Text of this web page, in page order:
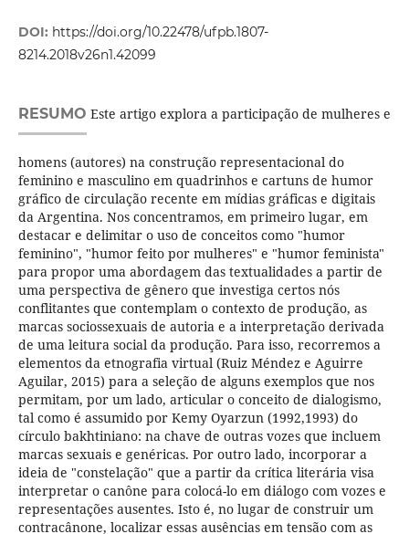
DOI: https://doi.org/10.22478/ufpb.1807-
8214.2018v26n1.42099
RESUMO Este artigo explora a participação de mulheres e
homens (autores) na construção representacional do
feminino e masculino em quadrinhos e cartuns de humor
gráfico de circulação recente em mídias gráficas e digitais
da Argentina. Nos concentramos, em primeiro lugar, em
destacar e delimitar o uso de conceitos como "humor
feminino", "humor feito por mulheres" e "humor feminista"
para propor uma abordagem das textualidades a partir de
uma perspectiva de gênero que investiga certos nós
conflitantes que contemplam o contexto de produção, as
marcas sociossexuais de autoria e a interpretação derivada
de uma leitura social da produção. Para isso, recorremos a
elementos da etnografia virtual (Ruiz Méndez e Aguirre
Aguilar, 2015) para a seleção de alguns exemplos que nos
permitam, por um lado, articular o conceito de dialogismo,
tal como é assumido por Kemy Oyarzun (1992,1993) do
círculo bakhtiniano: na chave de outras vozes que incluem
marcas sexuais e genéricas. Por outro lado, incorporar a
ideia de "constelação" que a partir da crítica literária visa
interpretar o canône para colocá-lo em diálogo com vozes e
representações ausentes. Isto é, no lugar de construir um
contracânone, localizar essas ausências em tensão com as